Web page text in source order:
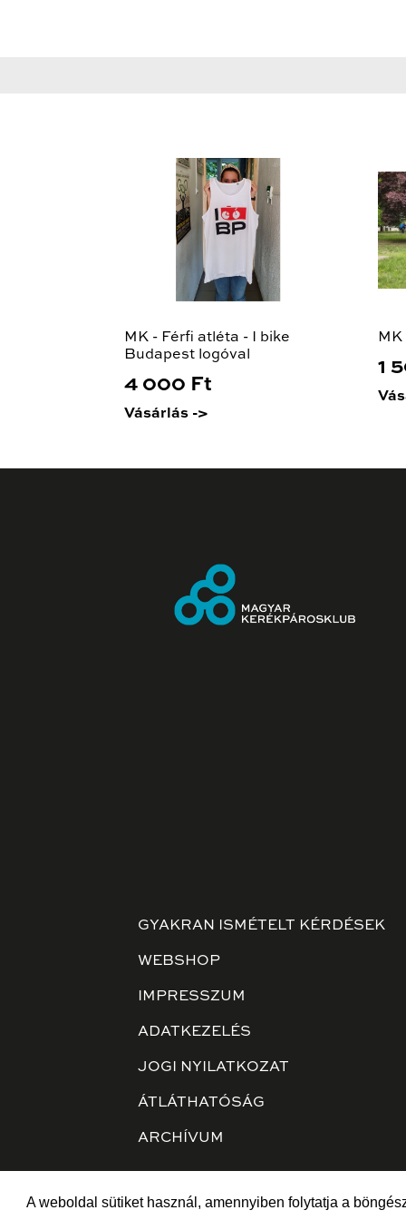
A weboldal sütiket használ, amennyiben folytatja a
MK - Férfi atléta - I bike
Budapest logóval
4 000 Ft
Vásárlás ->
1
GYAKRAN ISMÉTELT KÉRDÉSEK
WEBSHOP
IMPRESSZUM
ADATKEZELÉS
JOGI NYILATKOZAT
ÁTLÁTHATÓSÁG
ARCHÍVUM